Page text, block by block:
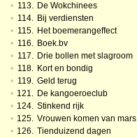
• 113. De Wokchinees
• 114. Bij verdiensten
• 115. Het boemerangeffect
• 116. Boek.bv
• 117. Drie bollen met slagroom
• 118. Kort en bondig
• 119. Geld terug
• 121. De kangoeroeclub
• 124. Stinkend rijk
• 125. Vrouwen komen van mars
• 126. Tienduizend dagen